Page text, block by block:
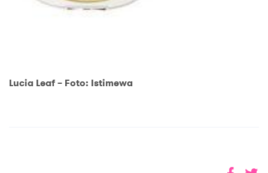
Lucia Leaf – Foto: Istimewa